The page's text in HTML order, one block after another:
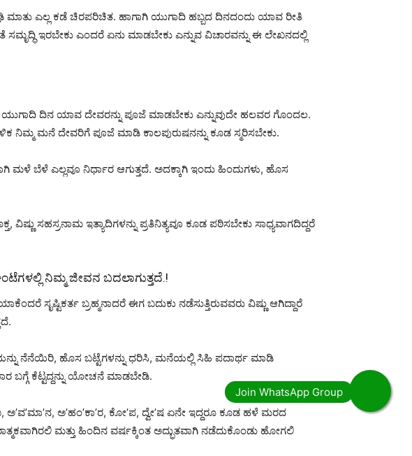
ಎಲ್ಲ ಕಡೆ ಚಿರಪರಿಚಿತ. ಹಾಗಾಗಿ ಯುಗಾದಿ ಹಬ್ಬದ ದಿನದಂದು ಯಾವ ರೀತಿ
ಇರಬೇಕು ಎಂದರೆ ಏನು ಮಾಡಬೇಕು ಎನ್ನುವ ವಿಚಾರವನ್ನು ಈ ಲೇಖನದಲ್ಲಿ
ದಿನ ಯಾವ ದೇವರನ್ನು ಪೂಜೆ ಮಾಡಬೇಕು ಎನ್ನುವುದೇ ಹಲವರ ಗೊಂದಲ.
ಮನೆ ದೇವರಿಗೆ ಪೂಜೆ ಮಾಡಿ ಕಾಲಪುರುಷನನ್ನು ಕೂಡ ಸ್ಮರಿಸಬೇಕು.
ಮಳೆ ಬೆಳೆ ಎಲ್ಲವೂ ನಿರ್ಧಾರ ಆಗುತ್ತದೆ. ಅದಕ್ಕಾಗಿ ಇಂದು ಹಿಂದುಗಳು, ಹೊಸ
ವಿಷ್ಣು ಸಹಸ್ರನಾಮ ಇತ್ಯಾದಿಗಳನ್ನು ಪ್ರತಿನಿತ್ಯವೂ ಕೂಡ ಪಠಿಸಬೇಕು ಸಾಧ್ಯವಾಗದಿದ್ದರೆ
ನಿಮ್ಮ ಜೀವನ ಬದಲಾಗುತ್ತದೆ.!
ಸೃಷ್ಟಿಕರ್ತ ಬ್ರಹ್ಮನಾದರೆ ಈಗ ಬದುಕು ನಡೆಸುತ್ತಿರುವವರು ವಿಷ್ಣು ಆಗಿದ್ದಾರೆ
ಯನ್ನು ನೆನೆಯಿರಿ, ಹೊಸ ಬಟ್ಟೆಗಳನ್ನು ಧರಿಸಿ, ಮನೆಯಲ್ಲಿ ಸಿಹಿ ಪದಾರ್ಥ ಮಾಡಿ
ಕೆಟ್ಟದ್ದನ್ನು ಯೋಚನೆ ಮಾಡಬೇಡಿ.
ಅ’ಹಂ’ಕಾ’ರ, ಕೋ’ಪ, ದ್ವೇ’ಷ ಏನೇ ಇದ್ದರೂ ಕೂಡ ಹಳೆ ಮರದ
ಮತ್ತು ಹಿಂದಿನ ವರ್ಷಕ್ಕಿಂತ ಅದ್ಭುತವಾಗಿ ನಡೆದುಕೊಂಡು ಹೋಗಲಿ